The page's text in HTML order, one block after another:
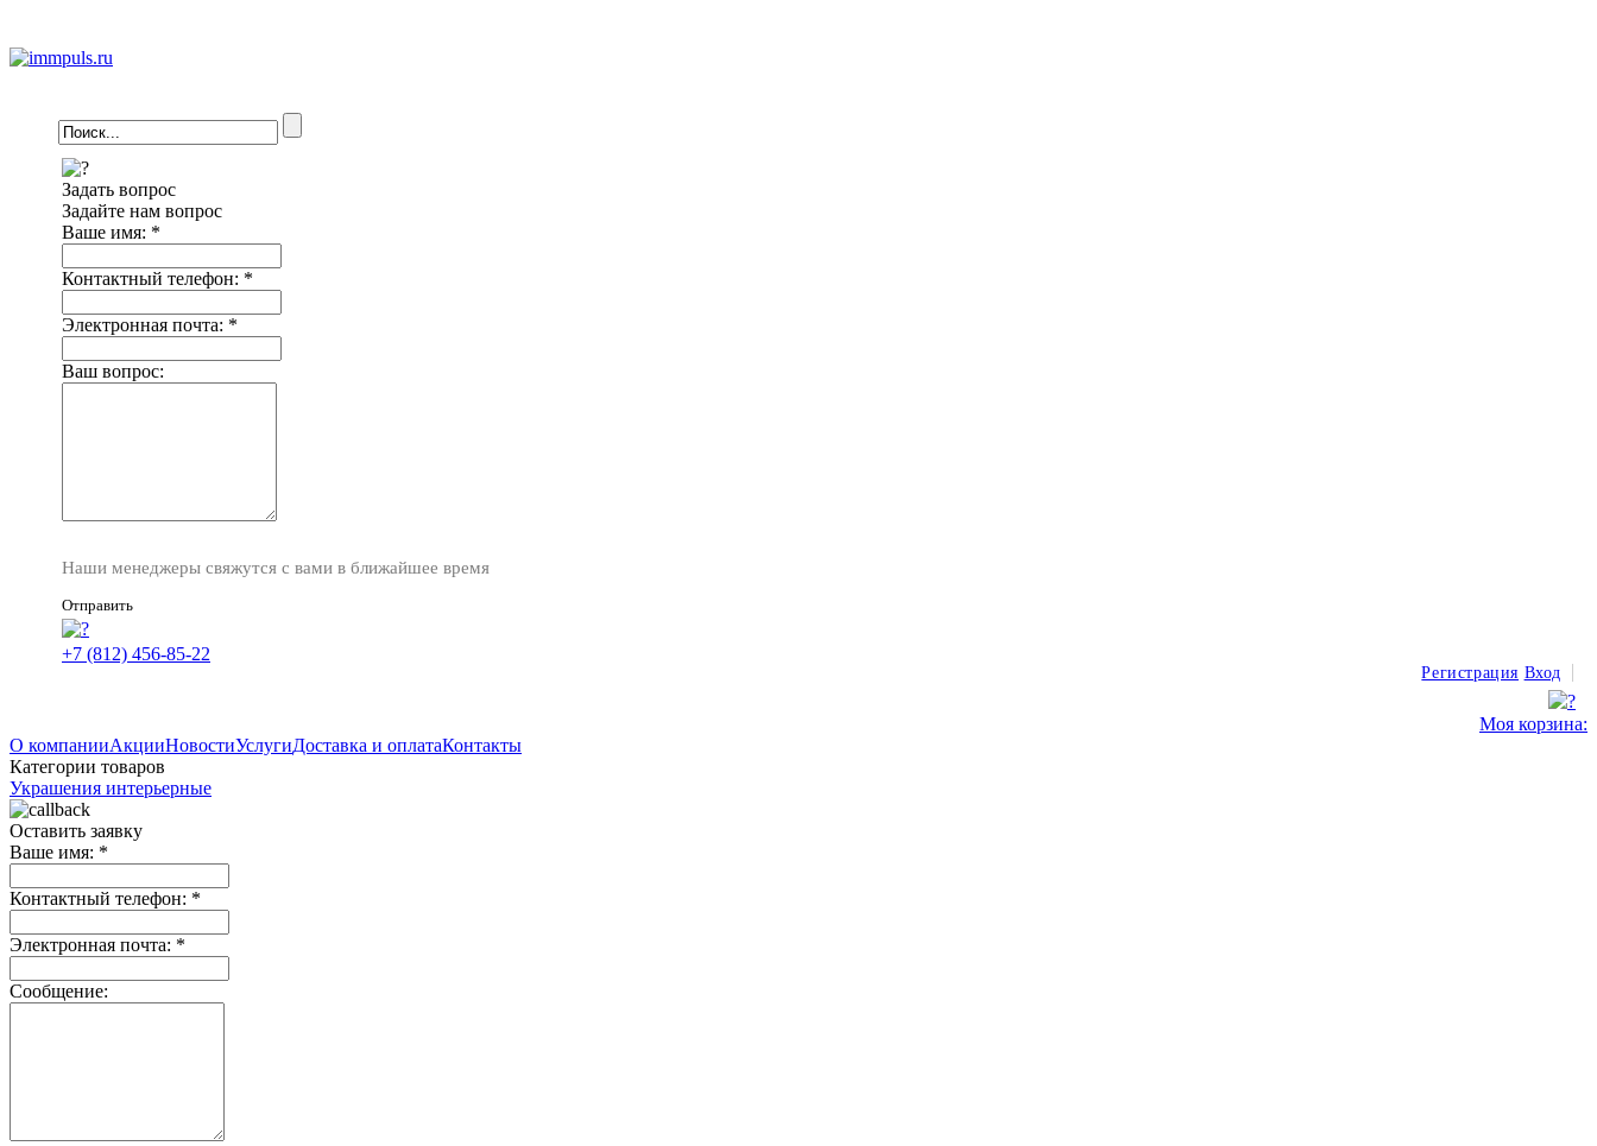
Задать вопрос
Задайте нам вопрос
Ваше имя: *
Контактный телефон: *
Электронная почта: *
Ваш вопрос:
Наши менеджеры свяжутся с вами в ближайшее время
Отправить
+7 (812) 456-85-22
Регистрация Вход
Моя корзина:
О компанииАкцииНовостиУслугиДоставка и оплатаКонтакты
Категории товаров
Украшения интерьерные
Оставить заявку
Ваше имя: *
Контактный телефон: *
Электронная почта: *
Сообщение: